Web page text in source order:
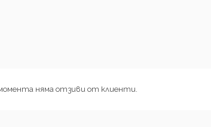
няма отзиви от клиенти.